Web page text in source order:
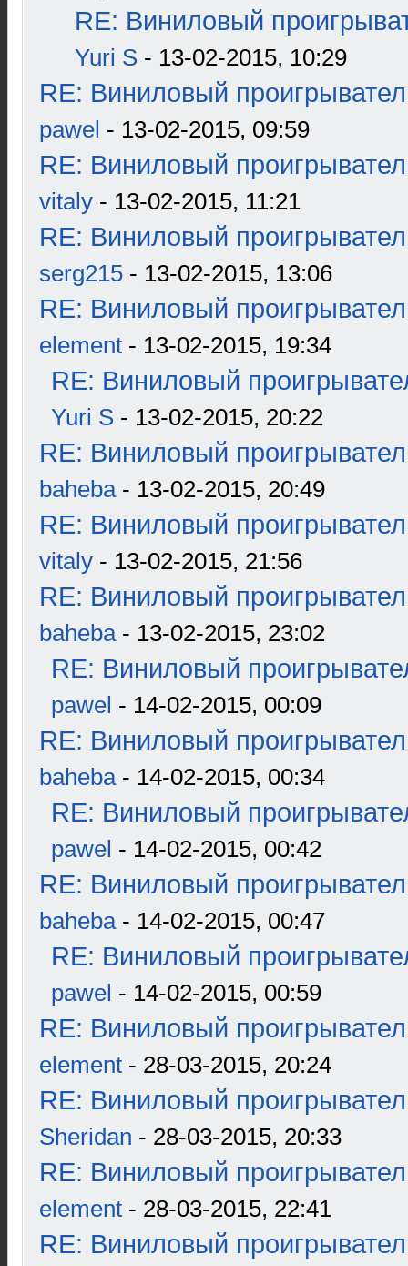
RE: Виниловый
Yuri S - 13-02-2015, 10:29
RE: Виниловый
pawel - 13-02-2015, 09:59
RE: Виниловый
vitaly - 13-02-2015, 11:21
RE: Виниловый
serg215 - 13-02-2015, 13:06
RE: Виниловый
element - 13-02-2015, 19:34
RE: Виниловый
Yuri S - 13-02-2015, 20:22
RE: Виниловый
baheba- 13-02-2015, 20:49
RE: Виниловый
vitaly - 13-02-2015, 21:56
RE: Виниловый
baheba- 13-02-2015, 23:02
RE: Виниловый
pawel - 14-02-2015, 00:09
RE: Виниловый
baheba- 14-02-2015, 00:34
RE: Виниловый
pawel - 14-02-2015, 00:42
RE: Виниловый
baheba- 14-02-2015, 00:47
RE: Виниловый
pawel - 14-02-2015, 00:59
RE: Виниловый
element - 28-03-2015, 20:24
RE: Виниловый
Sheridan - 28-03-2015, 20:33
RE: Виниловый
element - 28-03-2015, 22:41
RE: Виниловый